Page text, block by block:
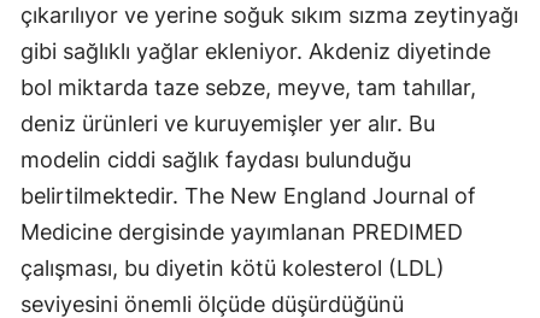
çıkarılıyor ve yerine soğuk sıkım sızma zeytinyağı
gibi sağlıklı yağlar ekleniyor. Akdeniz diyetinde
bol miktarda taze sebze, meyve, tam tahıllar,
deniz ürünleri ve kuruyemişler yer alır. Bu
modelin ciddi sağlık faydası bulunduğu
belirtilmektedir. The New England Journal of
Medicine dergisinde yayımlanan PREDIMED
çalışması, bu diyetin kötü kolesterol (LDL)
seviyesini önemli ölçüde düşürdüğünü